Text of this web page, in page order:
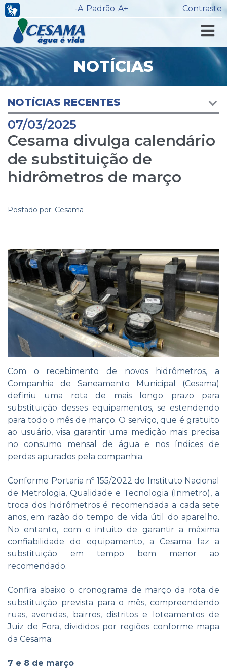
-A Padrão A+ Contraste
NOTÍCIAS
NOTÍCIAS RECENTES
07/03/2025
Cesama divulga calendário
de substituição de
hidrômetros de março
Postado por: Cesama
Com o recebimento de novos hidrômetros, a
Companhia de Saneamento Municipal (Cesama)
definiu uma rota de mais longo prazo para
substituição desses equipamentos, se estendendo
para todo o mês de março. O serviço, que é gratuito
ao usuário, visa garantir uma medição mais precisa
no consumo mensal de água e nos índices de
perdas apurados pela companhia.
Conforme Portaria nº 155/2022 do Instituto Nacional
de Metrologia, Qualidade e Tecnologia (Inmetro), a
troca dos hidrômetros é recomendada a cada sete
anos, em razão do tempo de vida útil do aparelho.
No entanto, com o intuito de garantir a máxima
confiabilidade do equipamento, a Cesama faz a
substituição em tempo bem menor ao
recomendado.
Confira abaixo o cronograma de março da rota de
substituição prevista para o mês, compreendendo
ruas, avenidas, bairros, distritos e loteamentos de
Juiz de Fora, divididos por regiões conforme mapa
da Cesama:
7 e 8 de março